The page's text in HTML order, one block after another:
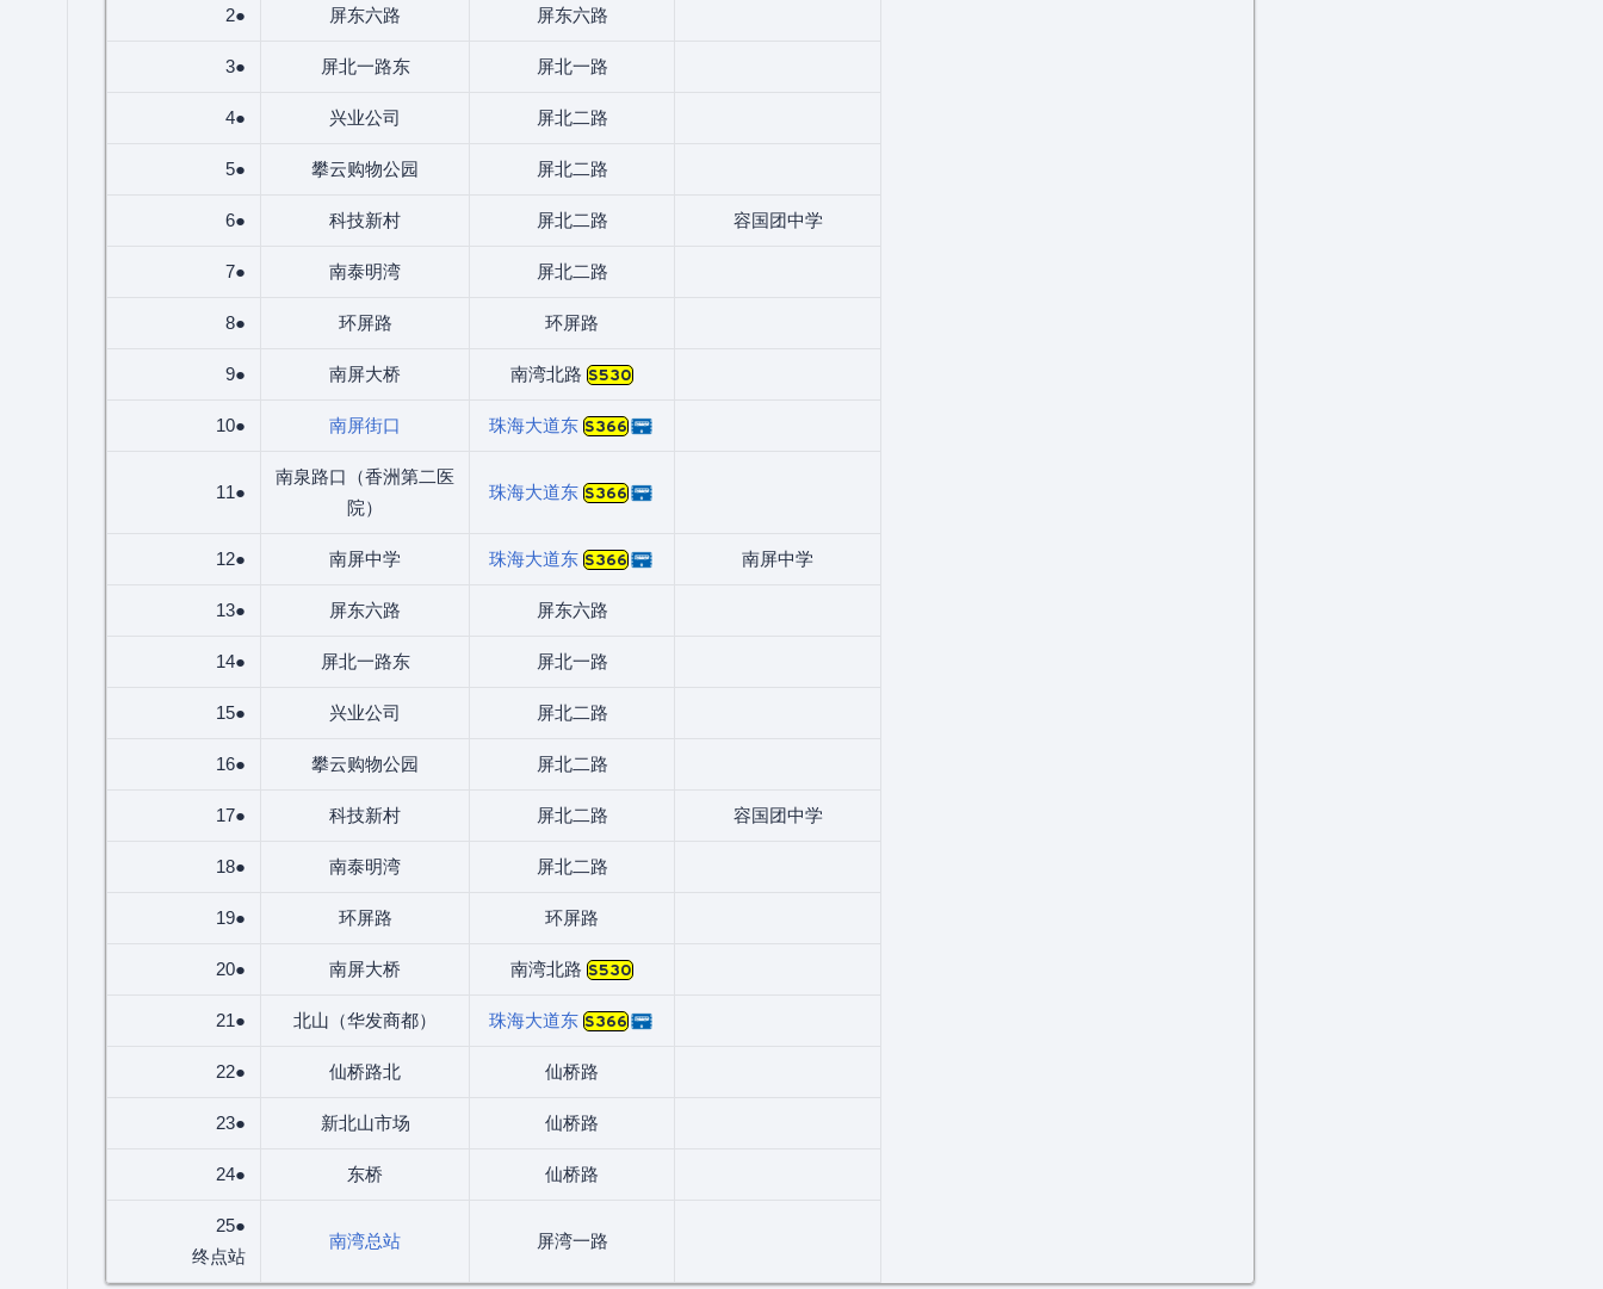
2● 屏东六路 屏东六路
3● 屏北一路东 屏北一路
4● 兴业公司 屏北二路
5● 攀云购物公园 屏北二路
6● 科技新村 屏北二路 容国团中学
7● 南泰明湾 屏北二路
8● 环屏路 环屏路
9● 南屏大桥 南湾北路 S530
10● 南屏街口 珠海大道东 S366
11●
南泉路口（香洲第二医
院）
珠海大道东 S366
12● 南屏中学 珠海大道东 S366 南屏中学
13● 屏东六路 屏东六路
14● 屏北一路东 屏北一路
15● 兴业公司 屏北二路
16● 攀云购物公园 屏北二路
17● 科技新村 屏北二路 容国团中学
18● 南泰明湾 屏北二路
19● 环屏路 环屏路
20● 南屏大桥 南湾北路 S530
21● 北山（华发商都） 珠海大道东 S366
22● 仙桥路北 仙桥路
23● 新北山市场 仙桥路
24● 东桥 仙桥路
25●
终点站
南湾总站 屏湾一路